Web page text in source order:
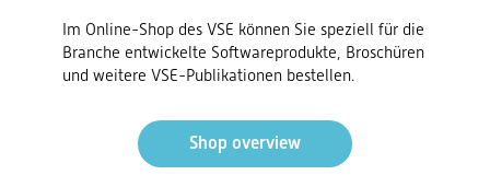
Im Online-Shop des VSE können Sie speziell für die
Branche entwickelte Softwareprodukte, Broschüren
und weitere VSE-Publikationen bestellen.
Shop overview